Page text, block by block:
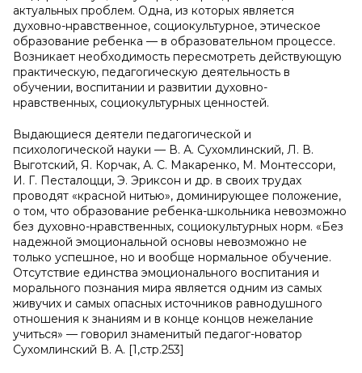
актуальных проблем. Одна, из которых является
духовно-нравственное, социокультурное, этическое
образование ребенка — в образовательном процессе.
Возникает необходимость пересмотреть действующую
практическую, педагогическую деятельность в
обучении, воспитании и развитии духовно-
нравственных, социокультурных ценностей.
Выдающиеся деятели педагогической и
психологической науки — В. А. Сухомлинский, Л. В.
Выготский, Я. Корчак, А. С. Макаренко, М. Монтессори,
И. Г. Песталоцци, Э. Эриксон и др. в своих трудах
проводят «красной нитью», доминирующее положение,
о том, что образование ребенка-школьника невозможно
без духовно-нравственных, социокультурных норм. «Без
надежной эмоциональной основы невозможно не
только успешное, но и вообще нормальное обучение.
Отсутствие единства эмоционального воспитания и
морального познания мира является одним из самых
живучих и самых опасных источников равнодушного
отношения к знаниям и в конце концов нежелание
учиться» — говорил знаменитый педагог-новатор
Сухомлинский В. А. [1,стр.253]